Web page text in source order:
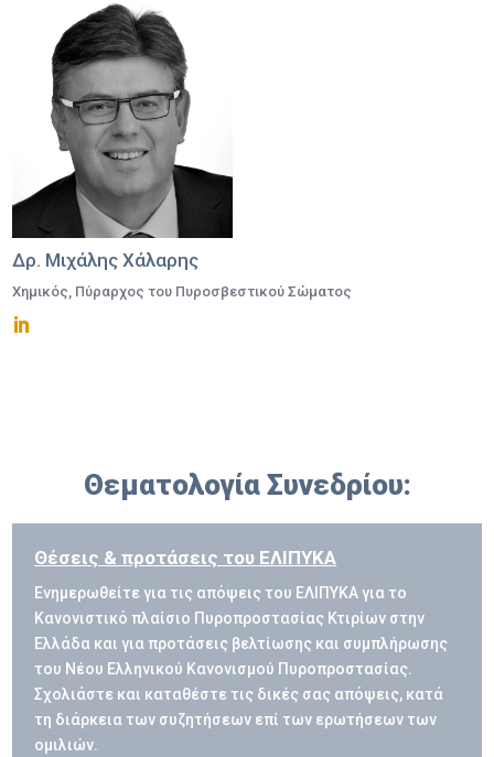
Δρ. Μιχάλης Χάλαρης
Χημικός, Πύραρχος του Πυροσβεστικού Σώματος
Θεματολογία Συνεδρίου:
Θέσεις & προτάσεις του ΕΛΙΠΥΚΑ
Ενημερωθείτε για τις απόψεις του ΕΛΙΠΥΚΑ για το
Κανονιστικό πλαίσιο Πυροπροστασίας Κτιρίων στην
Ελλάδα και για προτάσεις βελτίωσης και συμπλήρωσης
του Νέου Ελληνικού Κανονισμού Πυροπροστασίας.
Σχολιάστε και καταθέστε τις δικές σας απόψεις, κατά
τη διάρκεια των συζητήσεων επί των ερωτήσεων των
ομιλιών.